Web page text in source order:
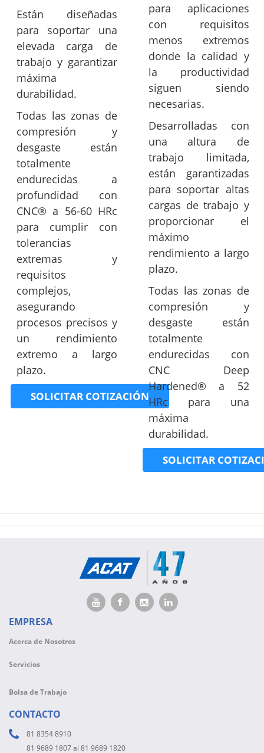
Están diseñadas
para soportar una
elevada carga de
trabajo y garantizar
máxima
durabilidad.
Todas las zonas de
compresión y
desgaste están
totalmente
endurecidas a
profundidad con
CNC® a 56-60 HRc
para cumplir con
tolerancias
extremas y
requisitos
complejos,
asegurando
procesos precisos y
un rendimiento
extremo a largo
plazo.
SOLICITAR COTIZACIÓN
para aplicaciones
con requisitos
menos extremos
donde la calidad y
la productividad
siguen siendo
necesarias.
Desarrolladas con
una altura de
trabajo limitada,
están garantizadas
para soportar altas
cargas de trabajo y
proporcionar el
máximo
rendimiento a largo
plazo.
Todas las zonas de
compresión y
desgaste están
totalmente
endurecidas con
CNC Deep
Hardened® a 52
HRc para una
máxima
durabilidad.
SOLICITAR
EMPRESA
Acerca de Nosotros
Servicios
Bolsa de Trabajo
CONTACTO
81 8354 8910
81 9689 1807 al 81 9689 1820